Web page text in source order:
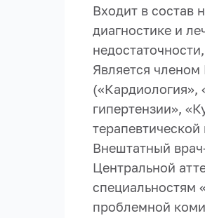
Входит в состав
диагностике и
Является
(«Кардиология»,
гипертензии»,
Внештатный
Центральной
специальностям
проблемной